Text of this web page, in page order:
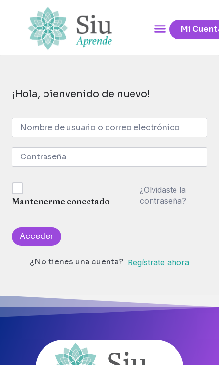
Mi
¡Hola, bienvenido de nuevo!
Mantenerme conectado
¿Olvidaste la
contraseña?
Acceder
¿No tienes una cuenta? Regístrate ahora